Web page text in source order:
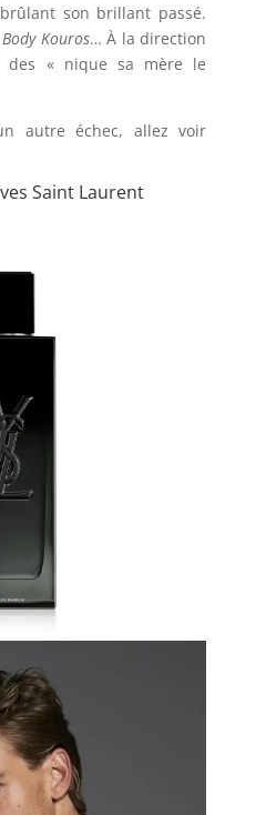
son brillant passé.
Body Kouros… À la direction
« nique sa mère le
autre échec, allez voir
Saint Laurent